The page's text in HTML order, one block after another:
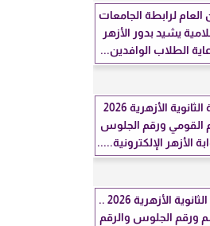
العام لرابطة الجامعات
يشيد بدور الأزهر
الطلاب الوافدين...
نتيجة الثانوية الأزهرية 2026
القومي ورقم الجلوس
الأزهر الإلكترونية.....
نتيجة الثانوية الأزهرية 2026 ..
ورقم الجلوس والرقم